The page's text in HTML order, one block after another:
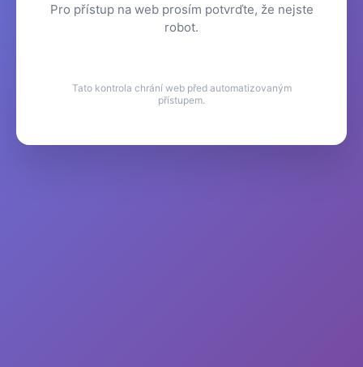
Pro přístup na web prosím potvrďte, že nejste
robot.
Tato kontrola chrání web před automatizovaným
přístupem.